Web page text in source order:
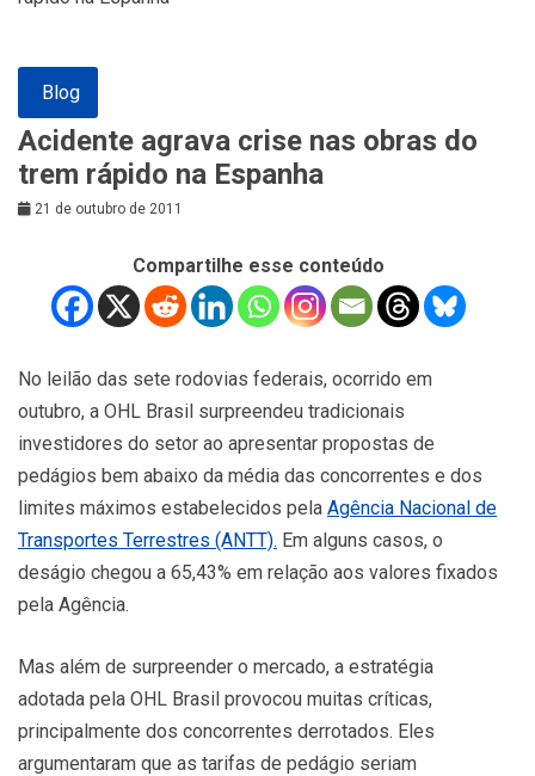
Blog
Acidente agrava crise nas obras do
trem rápido na Espanha
21 de outubro de 2011
Compartilhe esse conteúdo
No leilão das sete rodovias federais, ocorrido em
outubro, a OHL Brasil surpreendeu tradicionais
investidores do setor ao apresentar propostas de
pedágios bem abaixo da média das concorrentes e dos
limites máximos estabelecidos pela Agência Nacional de
Transportes Terrestres (ANTT). Em alguns casos, o
deságio chegou a 65,43% em relação aos valores fixados
pela Agência.
Mas além de surpreender o mercado, a estratégia
adotada pela OHL Brasil provocou muitas críticas,
principalmente dos concorrentes derrotados. Eles
argumentaram que as tarifas de pedágio seriam